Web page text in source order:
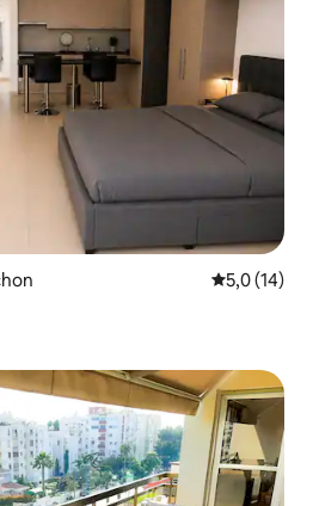
Prosječna
5,0 (14)